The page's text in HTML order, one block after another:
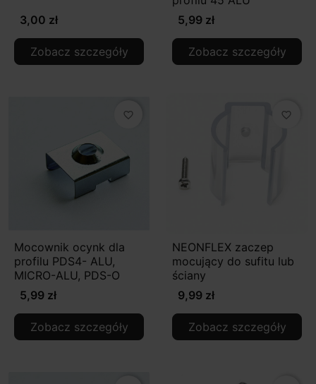
3,00 zł
Zobacz szczegóły
5,99 zł
Zobacz szczegóły
favorite_border
Mocownik ocynk dla
profilu PDS4- ALU,
MICRO-ALU, PDS-O
5,99 zł
Zobacz szczegóły
favorite_border
NEONFLEX zaczep
mocujący do sufitu lub
ściany
9,99 zł
Zobacz szczegóły